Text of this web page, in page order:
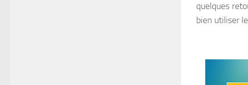
quelques
bien utiliser